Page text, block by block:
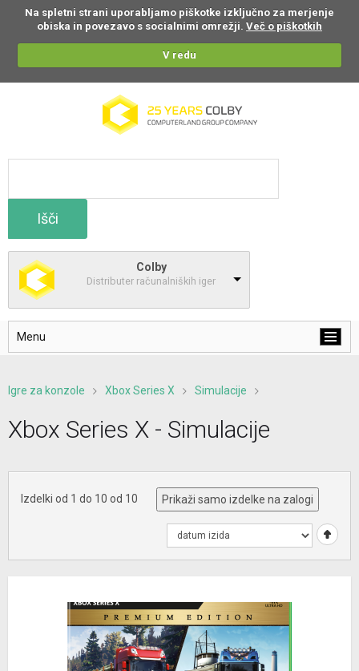
Na spletni strani uporabljamo piškotke izključno za merjenje
obiska in povezavo s socialnimi omrežji. Več o piškotkih
V redu
Išči
Colby
Distributer računalniških iger
Menu
Igre za konzole Xbox Series X Simulacije
Xbox Series X - Simulacije
Izdelki od 1 do 10 od 10 Prikaži samo izdelke na zalogi